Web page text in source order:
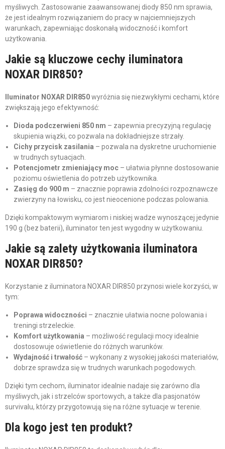
myśliwych. Zastosowanie zaawansowanej diody 850 nm sprawia,
że jest idealnym rozwiązaniem do pracy w najciemniejszych
warunkach, zapewniając doskonałą widoczność i komfort
użytkowania.
Jakie są kluczowe cechy iluminatora
NOXAR DIR850?
Iluminator NOXAR DIR850wyróżnia się niezwykłymi cechami, które
zwiększają jego efektywność:
Dioda podczerwieni 850 nm – zapewnia precyzyjną regulację
skupienia wiązki, co pozwala na dokładniejsze strzały.
Cichy przycisk zasilania – pozwala na dyskretne uruchomienie
w trudnych sytuacjach.
Potencjometr zmieniający moc – ułatwia płynne dostosowanie
poziomu oświetlenia do potrzeb użytkownika.
Zasięg do 900 m – znacznie poprawia zdolności rozpoznawcze
zwierzyny na łowisku, co jest nieocenione podczas polowania.
Dzięki kompaktowym wymiarom i niskiej wadze wynoszącej jedynie
190 g (bez baterii), iluminator ten jest wygodny w użytkowaniu.
Jakie są zalety użytkowania iluminatora
NOXAR DIR850?
Korzystanie z iluminatora NOXAR DIR850 przynosi wiele korzyści, w
tym:
Poprawa widoczności – znacznie ułatwia nocne polowania i
treningi strzeleckie.
Komfort użytkowania – możliwość regulacji mocy idealnie
dostosowuje oświetlenie do różnych warunków.
Wydajność i trwałość – wykonany z wysokiej jakości materiałów,
dobrze sprawdza się w trudnych warunkach pogodowych.
Dzięki tym cechom, iluminator idealnie nadaje się zarówno dla
myśliwych, jak i strzelców sportowych, a także dla pasjonatów
survivalu, którzy przygotowują się na różne sytuacje w terenie.
Dla kogo jest ten produkt?